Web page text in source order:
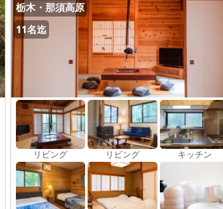
栃木・那須高原
11名迄
リビング リビング キッチン